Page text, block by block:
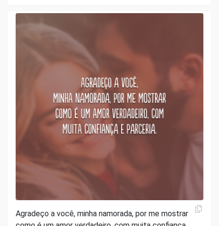
Agradeço a você, minha namorada, por me mostrar